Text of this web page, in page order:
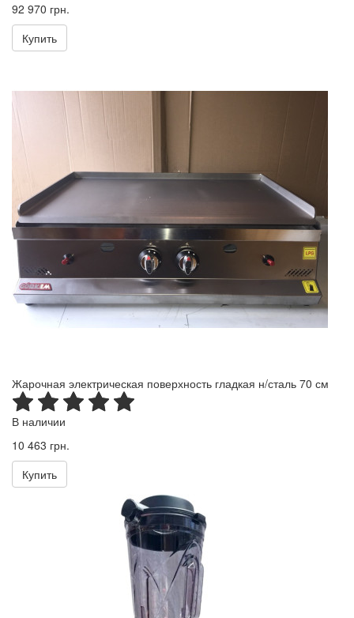
92 970 грн.
Купить
Жарочная электрическая поверхность гладкая н/сталь 70 см
В наличии
10 463 грн.
Купить